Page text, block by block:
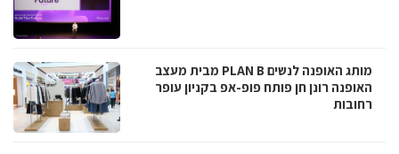
מותג האופנה לנשים PLAN B מבית מעצב
האופנה רונן חן פותח פופ-אפ בקניון עופר
רחובות